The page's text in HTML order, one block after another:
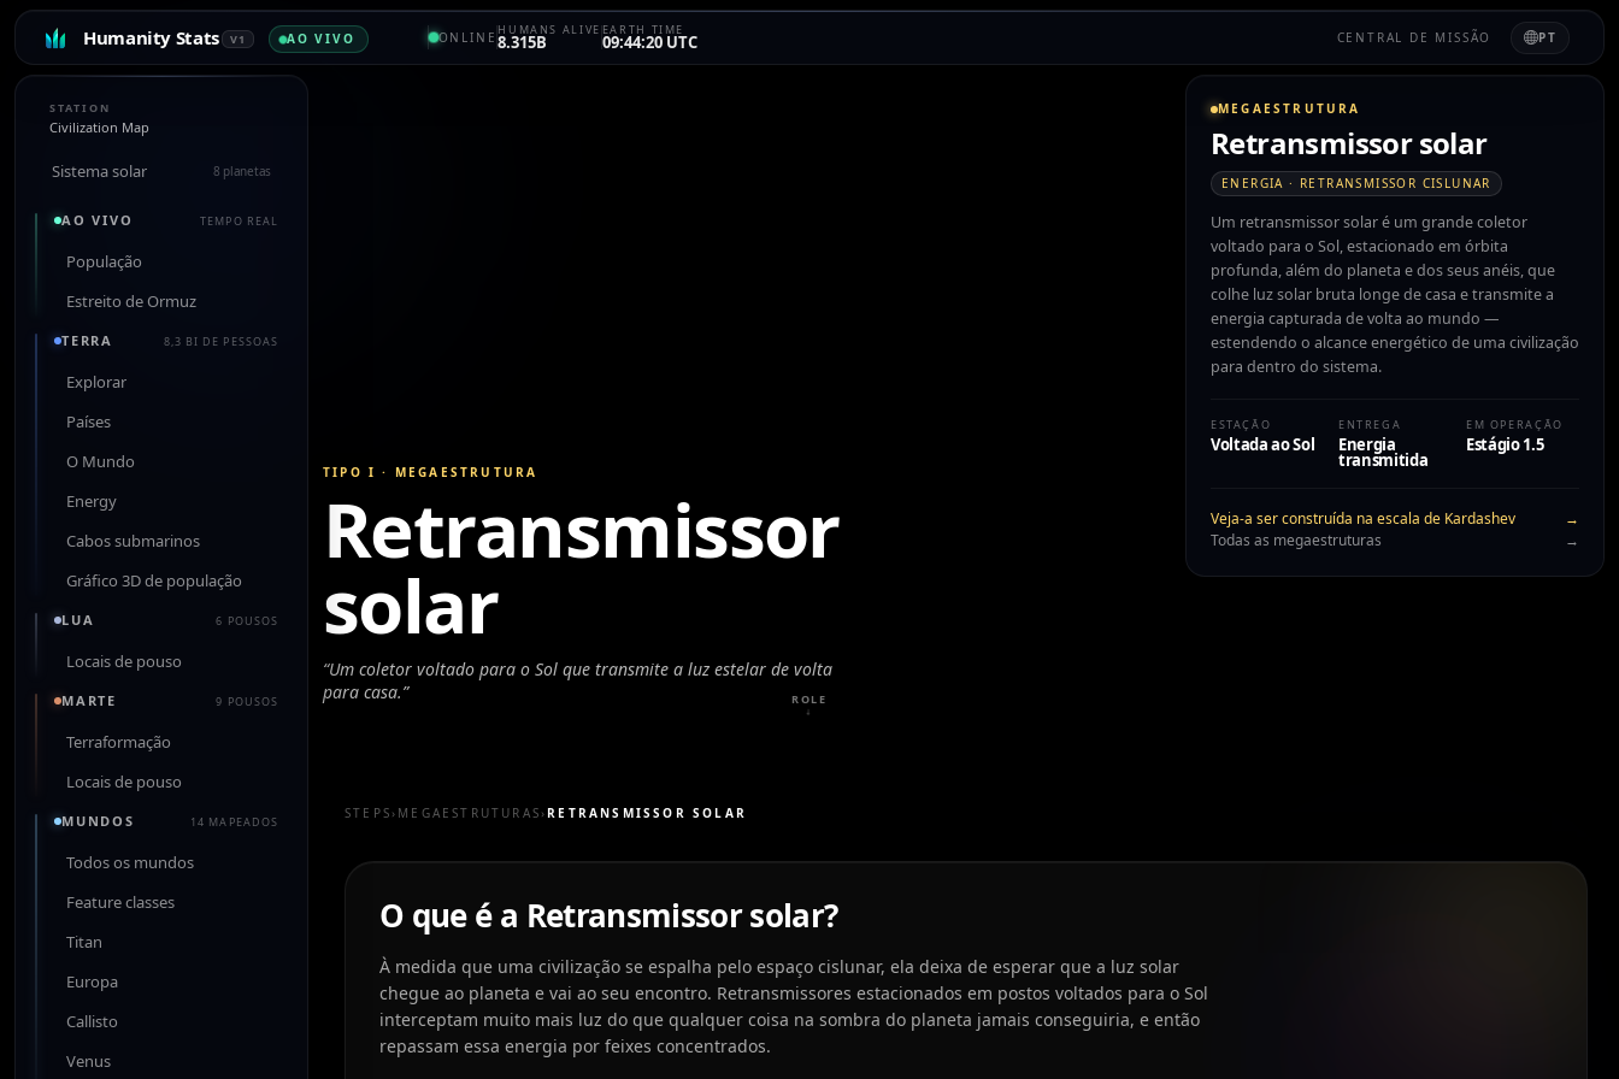
Humanity Stats V1 AO VIVO ONLINE HUMANS ALIVE
8.315B
EARTH TIME
09:44:20 UTC CENTRAL DE MISSÃO PT
STATION
Civilization Map
Sistema solar 8 planetas
AO VIVO TEMPO REAL
População
Estreito de Ormuz
TERRA 8,3 BI DE PESSOAS
Explorar
Países
O Mundo
Energy
Cabos submarinos
Gráfico 3D de população
LUA 6 POUSOS
Locais de pouso
MARTE 9 POUSOS
Terraformação
Locais de pouso
MUNDOS 14 MAPEADOS
Todos os mundos
Feature classes
Titan
Europa
Callisto
Venus
TIPO I · MEGAESTRUTURA
Retransmissor
solar
“Um coletor voltado para o Sol que transmite a luz estelar de volta
para casa.”
ROLE
↓
MEGAESTRUTURA
Retransmissor solar
ENERGIA · RETRANSMISSOR CISLUNAR
Um retransmissor solar é um grande coletor
voltado para o Sol, estacionado em órbita
profunda, além do planeta e dos seus anéis, que
colhe luz solar bruta longe de casa e transmite a
energia capturada de volta ao mundo —
estendendo o alcance energético de uma civilização
para dentro do sistema.
ESTAÇÃO
Voltada ao Sol
ENTREGA
Energia
transmitida
EM OPERAÇÃO
Estágio 1.5
Veja-a ser construída na escala de Kardashev
→
Todas as megaestruturas
→
STEPS › MEGAESTRUTURAS ›RETRANSMISSOR SOLAR
O que é a Retransmissor solar?
À medida que uma civilização se espalha pelo espaço cislunar, ela deixa de esperar que a luz solar
chegue ao planeta e vai ao seu encontro. Retransmissores estacionados em postos voltados para o Sol
interceptam muito mais luz do que qualquer coisa na sombra do planeta jamais conseguiria, e então
repassam essa energia por feixes concentrados.